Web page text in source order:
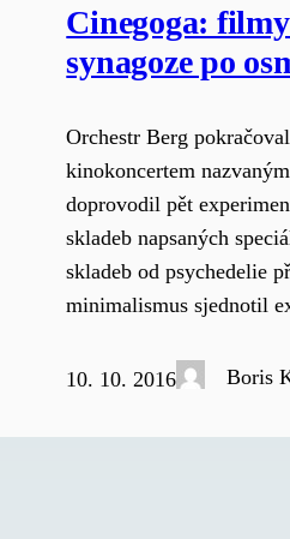
Cinegoga:
synagoze po
Orchestr Berg
kinokoncertem
doprovodil pět
skladeb napsaných
skladeb od psychedelie
minimalismus sjednotil
10. 10. 2016 Boris